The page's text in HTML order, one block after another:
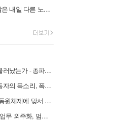
[성명] 오늘 삼성 노동자를 향한 칼날은 내일 다른 노동자를 향한다
에니는 왜 팔레스타인의 바다에서 물러났는가 - 총파업, 항구 봉쇄, 국제…
국가인권위 안창호 사퇴에 나선 노동자의 목소리, 폭염처럼 쏟아지는 불평등…
메가프로젝트, 자본을 위한 국가적 동원체제에 맞서 어떻게 싸울 것인가?
경동도시가스 고객서비스센터 안전업무 외주화, 멈춰라!